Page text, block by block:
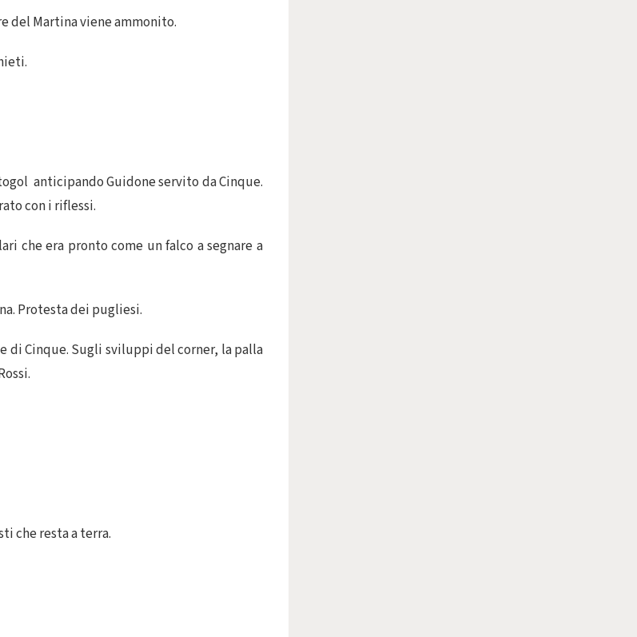
del Martina viene ammonito.
anticipando Guidone servito da Cinque.
con i riflessi.
che era pronto come un falco a segnare a
Protesta dei pugliesi.
di Cinque. Sugli sviluppi del corner, la palla
che resta a terra.